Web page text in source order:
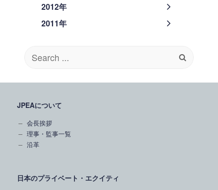
2012年
2011年
for:
JPEAについて
会長挨拶
理事・監事一覧
沿革
日本のプライベート・エクイティ